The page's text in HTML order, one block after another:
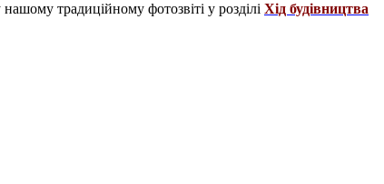
традиційному фотозвіті у розділі Хід будівництва